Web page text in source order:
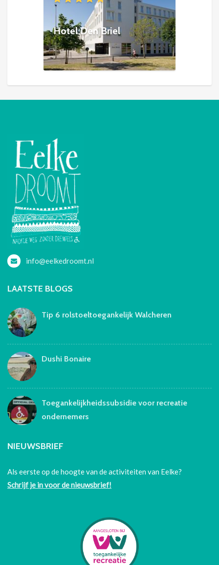
Hotel Den Briel
info@eelkedroomt.nl
LAATSTE BLOGS
Tip 6 rolstoeltoegankelijk Walcheren
Dushi Bonaire
Toegankelijkheidssubsidie voor recreatie
ondernemers
NIEUWSBRIEF
Als eerste op de hoogte van de activiteiten van Eelke?
Schrijf je in voor de nieuwsbrief!